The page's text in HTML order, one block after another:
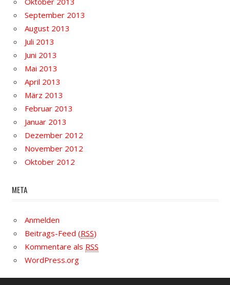
September 2013
August 2013
Juli 2013
Juni 2013
Mai 2013
April 2013
März 2013
Februar 2013
Januar 2013
Dezember 2012
November 2012
Oktober 2012
META
Anmelden
Beitrags-Feed (RSS)
Kommentare als RSS
WordPress.org